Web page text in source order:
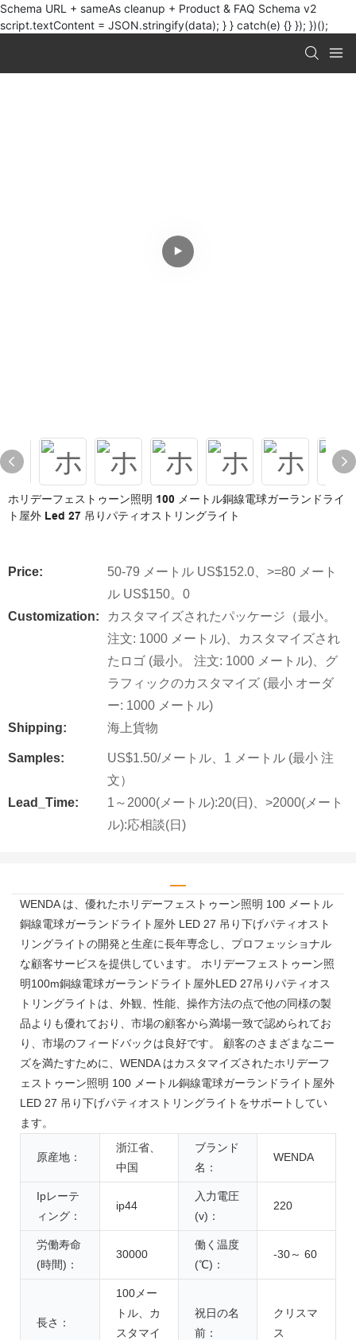
Schema URL + sameAs cleanup + Product & FAQ Schema v2
script.textContent = JSON.stringify(data); } } catch(e) {} }); })();
ホリデーフェストゥーン照明 100 メートル銅線電球ガーランドライ
ト屋外 Led 27 吊りパティオストリングライト
Price:
50-79 メートル US$152.0、>=80 メート
ル US$150。0
Customization:
カスタマイズされたパッケージ（最小。
注文: 1000 メートル)、カスタマイズされ
たロゴ (最小。 注文: 1000 メートル)、グ
ラフィックのカスタマイズ (最小 オーダ
ー: 1000 メートル)
Shipping:
海上貨物
Samples:
US$1.50/メートル、1 メートル (最小 注
文）
Lead_Time:
1～2000(メートル):20(日)、>2000(メート
ル):応相談(日)
WENDA は、優れたホリデーフェストゥーン照明 100 メートル
銅線電球ガーランドライト屋外 LED 27 吊り下げパティオスト
リングライトの開発と生産に長年専念し、プロフェッショナル
な顧客サービスを提供しています。 ホリデーフェストゥーン照
明100m銅線電球ガーランドライト屋外LED 27吊りパティオス
トリングライトは、外観、性能、操作方法の点で他の同様の製
品よりも優れており、市場の顧客から満場一致で認められてお
り、市場のフィードバックは良好です。 顧客のさまざまなニー
ズを満たすために、WENDA はカスタマイズされたホリデーフ
ェストゥーン照明 100 メートル銅線電球ガーランドライト屋外
LED 27 吊り下げパティオストリングライトをサポートしてい
ます。
原産地：
浙江省、
中国
ブランド
名：
WENDA
Ipレーテ
ィング：
ip44
入力電圧
(v)：
220
労働寿命
(時間)：
30000
働く温度
(℃)：
-30～ 60
長さ：
100メー
トル、カ
スタマイ
祝日の名
前：
クリスマ
ス